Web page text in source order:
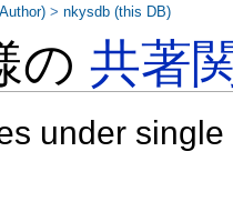
の共著
under
>nkysdb (this DB)